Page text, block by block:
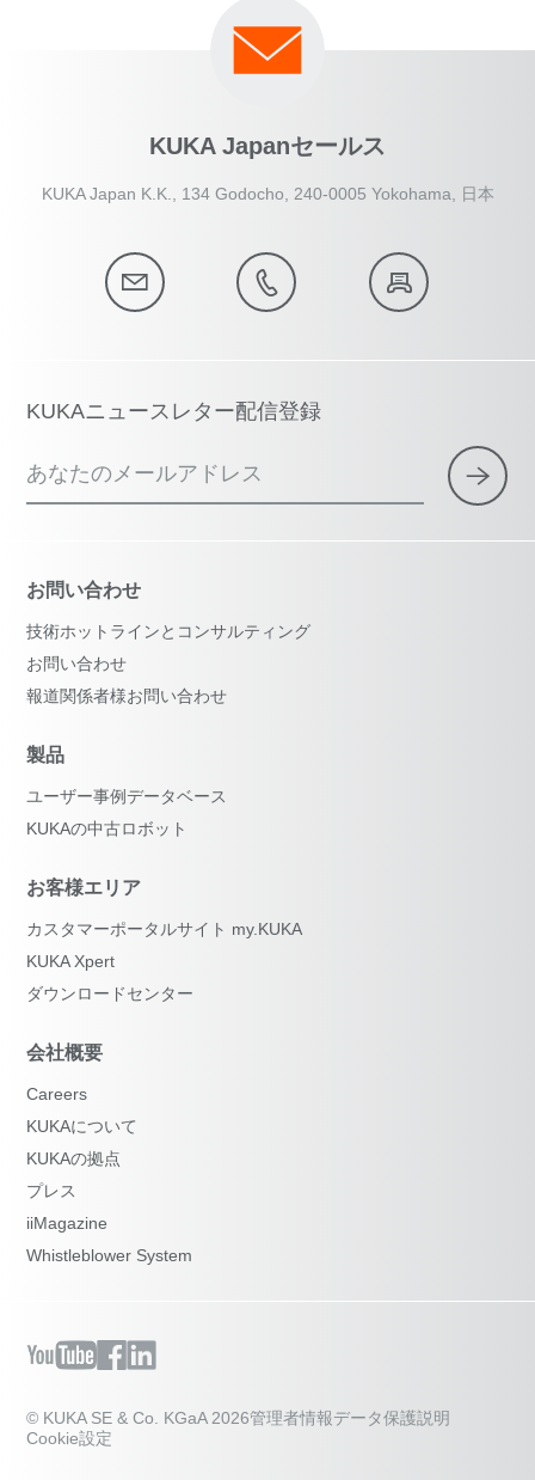
KUKA Japanセールス
KUKA Japan K.K., 134 Godocho, 240-0005 Yokohama, 日本
KUKAニュースレター配信登録
あなたのメールアドレス
お問い合わせ
技術ホットラインとコンサルティング
お問い合わせ
報道関係者様お問い合わせ
製品
ユーザー事例データベース
KUKAの中古ロボット
お客様エリア
カスタマーポータルサイト my.KUKA
KUKA Xpert
ダウンロードセンター
会社概要
Careers
KUKAについて
KUKAの拠点
プレス
iiMagazine
Whistleblower System
© KUKA SE & Co. KGaA 2026管理者情報データ保護説明
Cookie設定